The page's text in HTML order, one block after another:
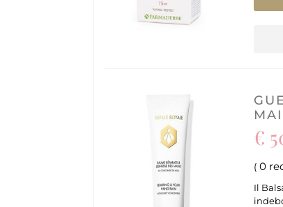
€
( 0
Il